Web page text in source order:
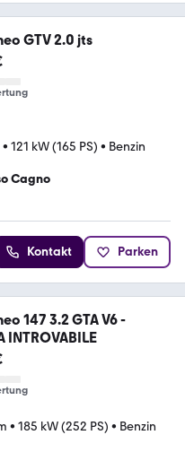
GTV 2.0 jts
• 121 kW (165 PS) • Benzin
Cagno
Kontakt Parken
147 3.2 GTA V6 -
INTROVABILE
• 185 kW (252 PS) • Benzin